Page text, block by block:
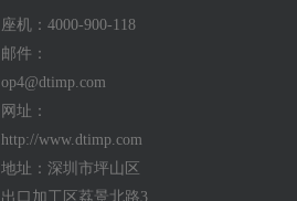
座机：4000-900-118
邮件：
op4@dtimp.com
网址：
http://www.dtimp.com
地址：深圳市坪山区
出口加工区荔景北路3